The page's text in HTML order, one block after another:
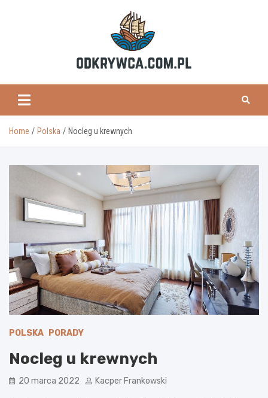
odkrywca.com.pl
Home Polska Nocleg u krewnych
POLSKA PORADY
Nocleg u krewnych
20 marca 2022 Kacper Frankowski